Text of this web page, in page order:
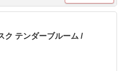
ク テンダーブルーム /